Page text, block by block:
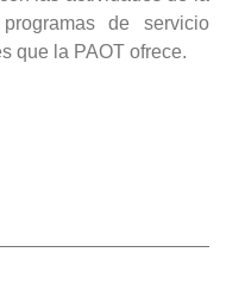
de servicio
que la PAOT ofrece.